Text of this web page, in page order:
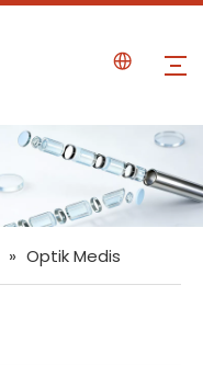
» Optik Medis